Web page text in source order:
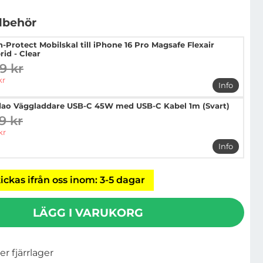
Protect Mobilskal till iPhone 16 Pro Magsafe Flexair
- Clear
pris
kr
Info
mer info
Väggladdare USB-C 45W med USB-C Kabel 1m (Svart)
pris
kr
Info
mer info
ifrån oss inom: 3-5 dagar
LÄGG I VARUKORG
fjärrlager